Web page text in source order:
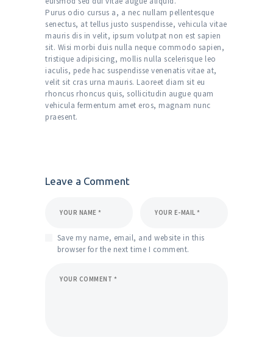
Purus odio cursus a, a nec nullam pellentesque
senectus, at tellus justo suspendisse, vehicula vitae
mauris dis in velit, ipsum volutpat non est sapien
sit. Wisi morbi duis nulla neque commodo sapien,
tristique adipisicing, mollis nulla scelerisque leo
iaculis, pede hac suspendisse venenatis vitae at,
velit sit cras urna mauris. Laoreet diam sit eu
rhoncus rhoncus quis, sollicitudin augue quam
vehicula fermentum amet eros, magnam nunc
praesent.
Leave a Comment
Save my name, email, and website in this
browser for the next time I comment.